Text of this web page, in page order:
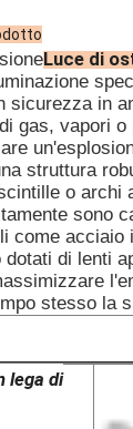
· È
·
·
· Silos
·
·
·
·
· Zona
· Per i
Luce di
sicurezza in
gas, vapori
struttura
o archi
sono
come acciaio
dotati di lenti
stesso la
lega di